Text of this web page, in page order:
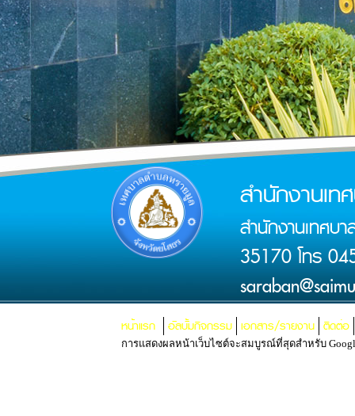
สำนักงานเ
สำนักงานเทศบ
35170 โทร
หน้าแรก อัลบั้มกิจกรรม เอกสาร/รายงาน ติดต่อ
การแสดงผลหน้าเว็บไซต์จะสมบูรณ์ที่สุดสำหรับ